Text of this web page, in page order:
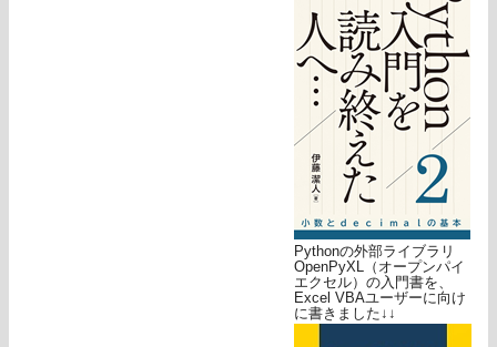
Pythonの外部ライブラリ
OpenPyXL（オープンパイ
エクセル）の入門書を、
Excel VBAユーザーに向け
に書きました↓↓